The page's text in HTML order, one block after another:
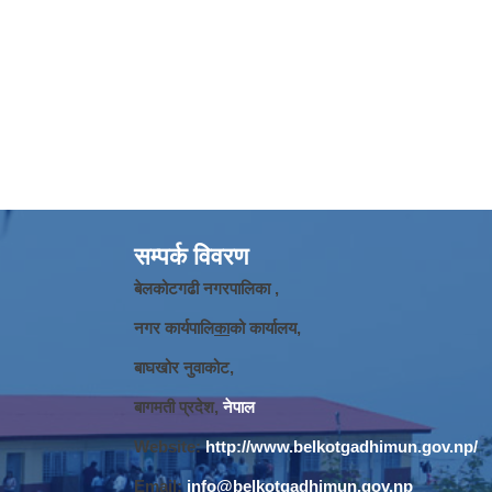
सम्पर्क विवरण
बेलकोटगढी नगरपालिका ,
नगर कार्यपालिकाको कार्यालय,
बाघखोर नुवाकोट,
बागमती प्रदेश, नेपाल
Website:http://www.belkotgadhimun.gov.np/
Email: info@belkotgadhimun.gov.np